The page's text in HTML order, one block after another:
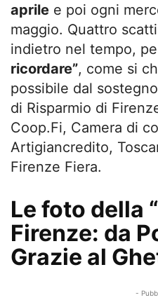
aprile e poi ogni
maggio. Quattro
indietro nel tempo,
ricordare”, come si
possibile dal
di Risparmio di
Coop.Fi, Camera di
Artigiancredito,
Firenze Fiera.
Le foto della
Firenze: da
Grazie al
-